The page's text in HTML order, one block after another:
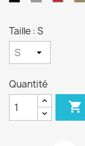
Taille : S
Quantité
